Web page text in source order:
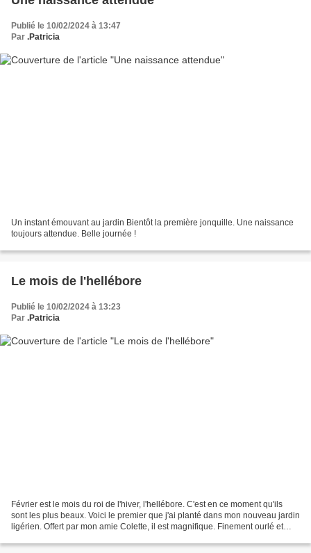
Publié le 10/02/2024 à 13:47
Par .Patricia
Un instant émouvant au jardin Bientôt la première jonquille. Une naissance
toujours attendue. Belle journée !
Le mois de l'hellébore
Publié le 10/02/2024 à 13:23
Par .Patricia
Février est le mois du roi de l'hiver, l'hellébore. C'est en ce moment qu'ils
sont les plus beaux. Voici le premier que j'ai planté dans mon nouveau jardin
ligérien. Offert par mon amie Colette, il est magnifique. Finement ourlé et